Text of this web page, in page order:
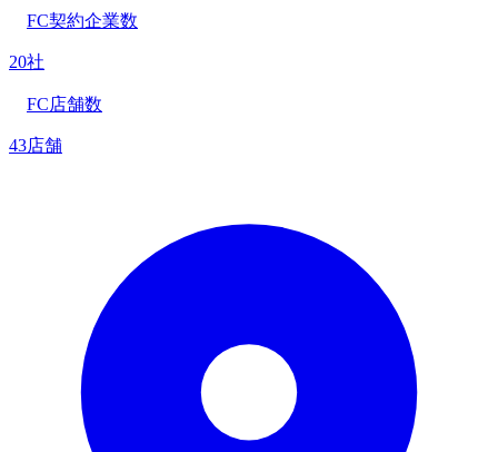
FC契約企業数
20社
FC店舗数
43店舗